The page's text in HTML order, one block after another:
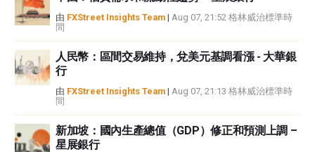
中都沒有頭寸，也沒有與文中提到的任何公司有業務關係。除了FXStreet，作
者沒有收到撰寫這篇文章的報酬。
FXStreet和作者不提供個性化的建議。作者對該資訊的準確性、完整性或適用
性不作任何陳述。FXStreet和作者將不承擔任何錯誤，遺漏或任何損失，傷害
或損害由此資訊及其顯示或使用引起的。錯誤和遺漏除外。本文作者和
FXStreet並非註冊投資顧問，本文內容無意提供任何投資建議。
由 FXStreet Insights Team | Aug 07, 21:52 格林威治標準時
間
人民幣：區間交易維持，兌美元基調看漲 - 大華銀
行
由 FXStreet Insights Team | Aug 07, 21:13 格林威治標準時
間
新加坡：國內生產總值（GDP）修正和預測上調 –
星展銀行